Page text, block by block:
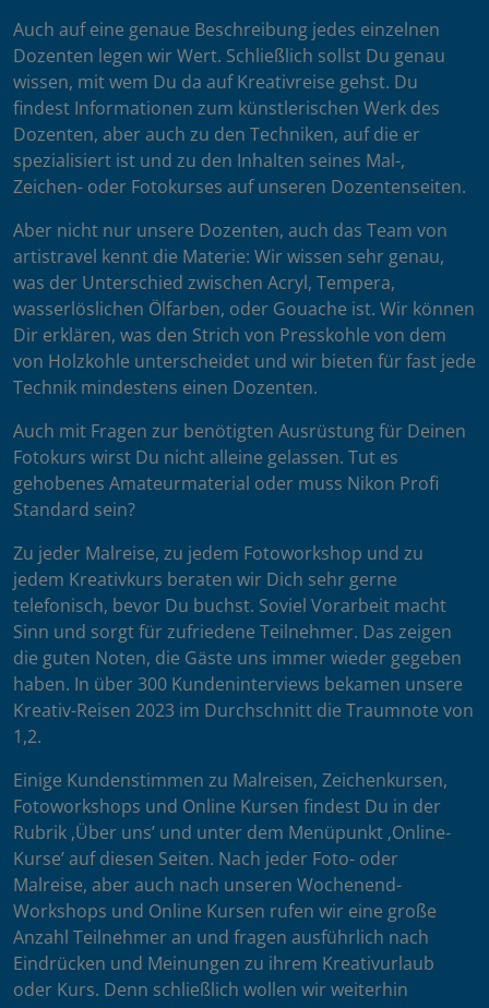
Auch auf eine genaue Beschreibung jedes einzelnen
Dozenten legen wir Wert. Schließlich sollst Du genau
wissen, mit wem Du da auf Kreativreise gehst. Du
findest Informationen zum künstlerischen Werk des
Dozenten, aber auch zu den Techniken, auf die er
spezialisiert ist und zu den Inhalten seines Mal-,
Zeichen- oder Fotokurses auf unseren Dozentenseiten.
Aber nicht nur unsere Dozenten, auch das Team von
artistravel kennt die Materie: Wir wissen sehr genau,
was der Unterschied zwischen Acryl, Tempera,
wasserlöslichen Ölfarben, oder Gouache ist. Wir können
Dir erklären, was den Strich von Presskohle von dem
von Holzkohle unterscheidet und wir bieten für fast jede
Technik mindestens einen Dozenten.
Auch mit Fragen zur benötigten Ausrüstung für Deinen
Fotokurs wirst Du nicht alleine gelassen. Tut es
gehobenes Amateurmaterial oder muss Nikon Profi
Standard sein?
Zu jeder Malreise, zu jedem Fotoworkshop und zu
jedem Kreativkurs beraten wir Dich sehr gerne
telefonisch, bevor Du buchst. Soviel Vorarbeit macht
Sinn und sorgt für zufriedene Teilnehmer. Das zeigen
die guten Noten, die Gäste uns immer wieder gegeben
haben. In über 300 Kundeninterviews bekamen unsere
Kreativ-Reisen 2023 im Durchschnitt die Traumnote von
1,2.
Einige Kundenstimmen zu Malreisen, Zeichenkursen,
Fotoworkshops und Online Kursen findest Du in der
Rubrik ‚Über uns’ und unter dem Menüpunkt ‚Online-
Kurse’ auf diesen Seiten. Nach jeder Foto- oder
Malreise, aber auch nach unseren Wochenend-
Workshops und Online Kursen rufen wir eine große
Anzahl Teilnehmer an und fragen ausführlich nach
Eindrücken und Meinungen zu ihrem Kreativurlaub
oder Kurs. Denn schließlich wollen wir weiterhin